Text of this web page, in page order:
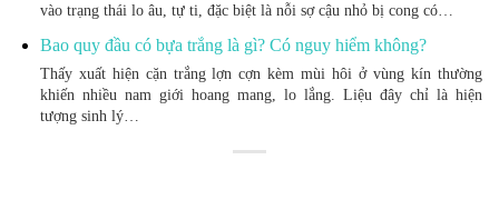
vào trạng thái lo âu, tự ti, đặc biệt là nỗi sợ cậu nhỏ bị cong có…
Bao quy đầu có bựa trắng là gì? Có nguy hiểm không?
Thấy xuất hiện cặn trắng lợn cợn kèm mùi hôi ở vùng kín thường
khiến nhiều nam giới hoang mang, lo lắng. Liệu đây chỉ là hiện
tượng sinh lý…